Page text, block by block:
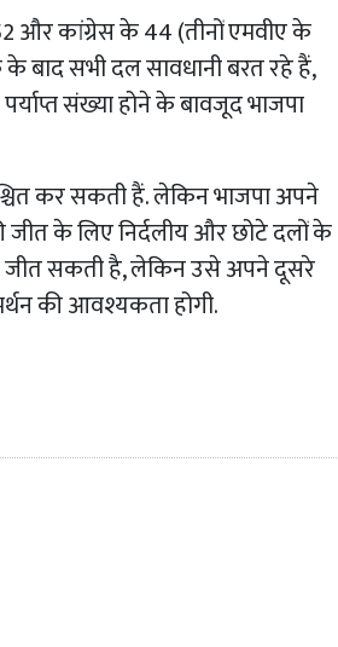
और कांग्रेस के 44 (तीनों एमवीए के
बाद सभी दल सावधानी बरत रहे हैं,
संख्या होने के बावजूद भाजपा
कर सकती हैं. लेकिन भाजपा अपने
के लिए निर्दलीय और छोटे दलों के
जीत सकती है, लेकिन उसे अपने दूसरे
की आवश्यकता होगी.